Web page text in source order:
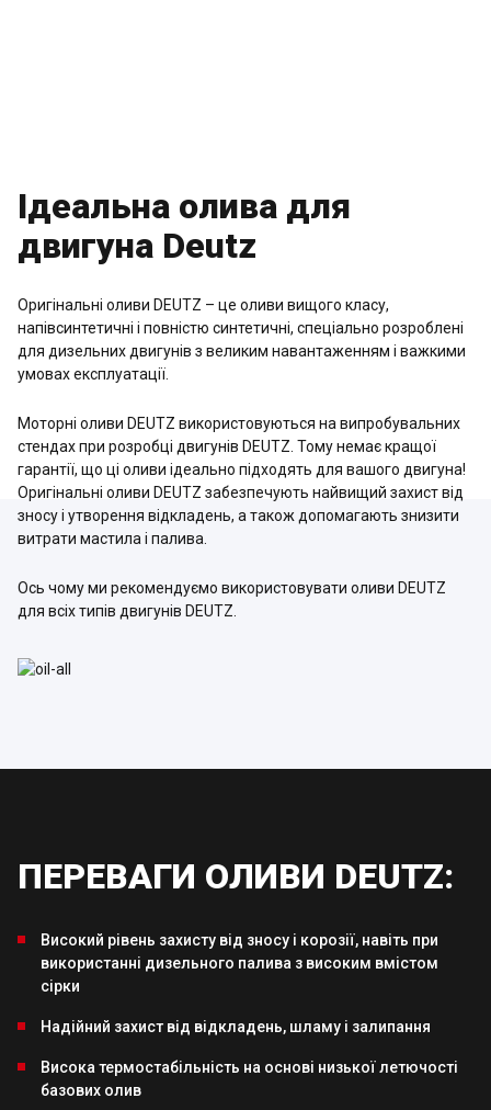
Ідеальна олива для
двигуна Deutz
Оригінальні оливи DEUTZ – це оливи вищого класу,
напівсинтетичні і повністю синтетичні, спеціально розроблені
для дизельних двигунів з великим навантаженням і важкими
умовах експлуатації.
Моторні оливи DEUTZ використовуються на випробувальних
стендах при розробці двигунів DEUTZ. Тому немає кращої
гарантії, що ці оливи ідеально підходять для вашого двигуна!
Оригінальні оливи DEUTZ забезпечують найвищий захист від
зносу і утворення відкладень, а також допомагають знизити
витрати мастила і палива.
Ось чому ми рекомендуємо використовувати оливи DEUTZ
для всіх типів двигунів DEUTZ.
ПЕРЕВАГИ ОЛИВИ DEUTZ:
Високий рівень захисту від зносу і корозії, навіть при
використанні дизельного палива з високим вмістом
сірки
Надійний захист від відкладень, шламу і залипання
Висока термостабільність на основі низької летючості
базових олив